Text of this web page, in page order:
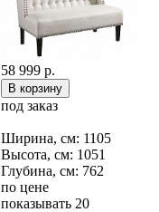
58 999 р.
под заказ
Ширина, см: 1105
Высота, см: 1051
Глубина, см: 762
по цене
показывать 20